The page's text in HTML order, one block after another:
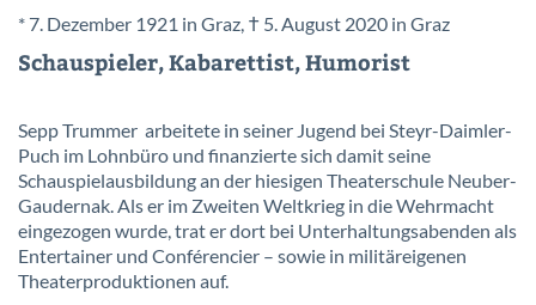
* 7. Dezember 1921 in Graz, † 5. August 2020 in Graz
Schauspieler, Kabarettist, Humorist
Sepp Trummer arbeitete in seiner Jugend bei Steyr-Daimler-
Puch im Lohnbüro und finanzierte sich damit seine
Schauspielausbildung an der hiesigen Theaterschule Neuber-
Gaudernak. Als er im Zweiten Weltkrieg in die Wehrmacht
eingezogen wurde, trat er dort bei Unterhaltungsabenden als
Entertainer und Conférencier – sowie in militäreigenen
Theaterproduktionen auf.